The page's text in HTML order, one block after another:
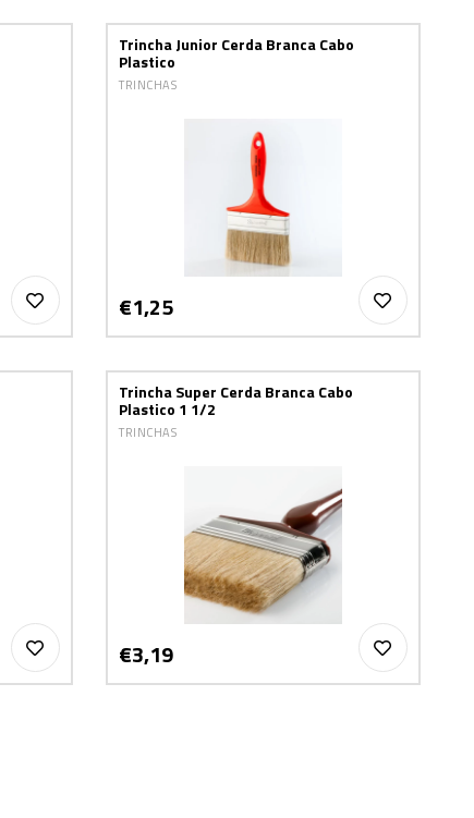
Trincha Junior Cerda Branca Cabo
Plastico
TRINCHAS
€1,25
Trincha Super Cerda Branca Cabo
Plastico 1 1/2
TRINCHAS
€3,19